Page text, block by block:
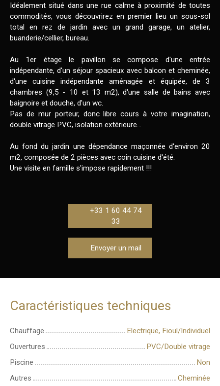
Idéalement situé dans une rue calme à proximité de toutes
commodités, vous découvrirez en premier lieu un sous-sol
total en rez de jardin avec un grand garage, un atelier,
buanderie/cellier, bureau.
Au 1er étage le pavillon se compose d'une entrée
indépendante, d'un séjour spacieux avec balcon et cheminée,
d'une cuisine indépendante aménagée et équipée, de 3
chambres (9,5 - 10 et 13 m2), d'une salle de bains avec
baignoire et douche, d'un wc.
Pas de mur porteur, donc libre cours à votre imagination,
double vitrage PVC, isolation extérieure...
Au fond du jardin une dépendance maçonnée d'environ 20
m2, composée de 2 pièces avec coin cuisine d'été.
Une visite en famille s'impose rapidement !!!
+33 1 60 44 74
33
Envoyer un mail
Caractéristiques techniques
Chauffage
Electrique, Fioul/Individuel
Ouvertures
PVC/Double vitrage
Piscine
Non
Autres
Cheminée